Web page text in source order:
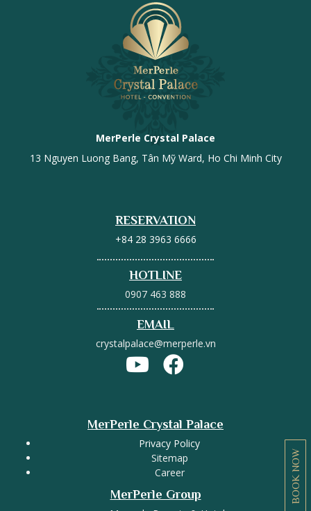
MerPerle Crystal Palace
13 Nguyen Luong Bang, Tân Mỹ Ward, Ho Chi Minh City
RESERVATION
+84 28 3963 6666
HOTLINE
0907 463 888
EMAIL
crystalpalace@merperle.vn
MerPerle Crystal Palace
Privacy Policy
Sitemap
Career
MerPerle Group BOOK NOW